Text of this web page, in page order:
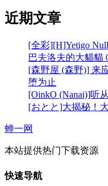
近期文章
[全彩][H]Yetigo
巴夫洛夫的大貓貓
[森野屋 (森野)] 来
堕为止
[OinkO (Nanai)]听
[おとと]大揭秘！
蝉一网
本站提供热门下载资源
快速导航